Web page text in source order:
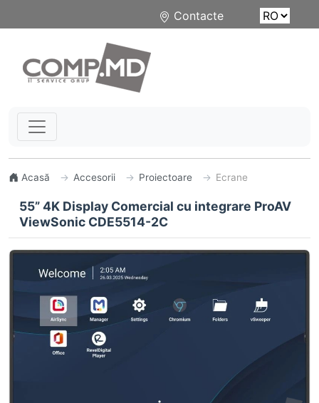
Contacte
Acasă Accesorii Proiectoare Ecrane
55” 4K Display Comercial cu integrare ProAV
ViewSonic CDE5514-2C